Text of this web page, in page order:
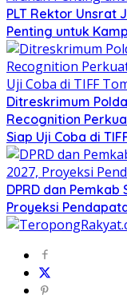
​PLT Rektor Unsrat
Penting untuk
Ditreskrimum
Recognition
Siap Uji Coba di
DPRD dan Pemkab
Proyeksi